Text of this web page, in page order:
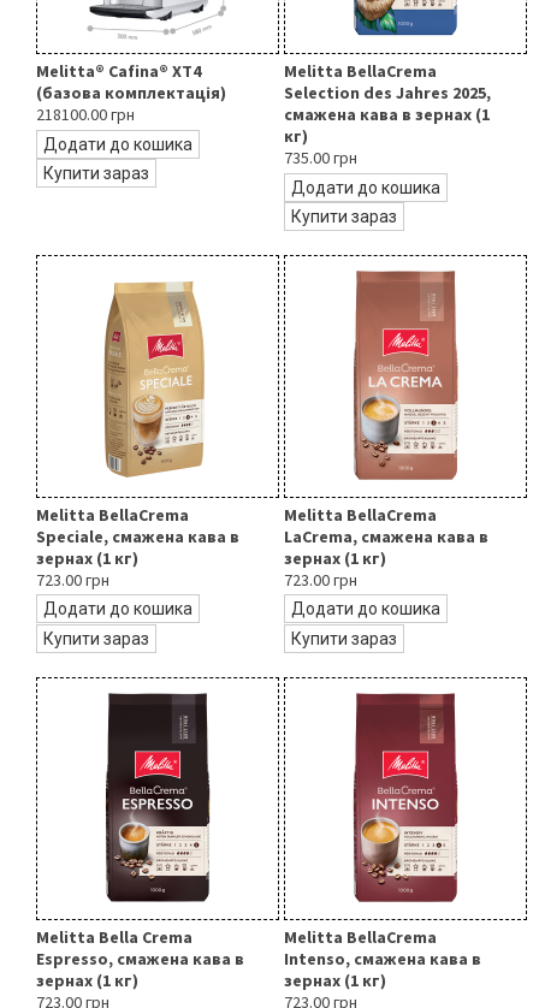
Melitta® Cafina® XT4
(базова комплектація)
218100.00 грн
Додати до кошика
Купити зараз
Melitta BellaCrema
Selection des Jahres 2025,
смажена кава в зернах (1
кг)
735.00 грн
Додати до кошика
Купити зараз
Melitta BellaCrema
Speciale, смажена кава в
зернах (1 кг)
723.00 грн
Додати до кошика
Купити зараз
Melitta BellaCrema
LaCrema, смажена кава в
зернах (1 кг)
723.00 грн
Додати до кошика
Купити зараз
Melitta Bella Crema
Espresso, смажена кава в
зернах (1 кг)
723.00 грн
Melitta BellaCrema
Intenso, смажена кава в
зернах (1 кг)
723.00 грн